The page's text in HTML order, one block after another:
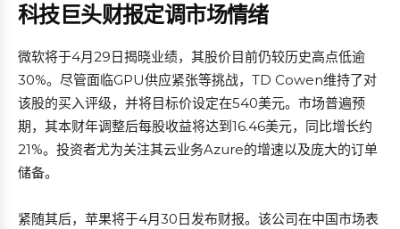
科技巨头财报定调市场情绪
微软将于4月29日揭晓业绩，其股价目前仍较历史高点低逾
30%。尽管面临GPU供应紧张等挑战，TD Cowen维持了对
该股的买入评级，并将目标价设定在540美元。市场普遍预
期，其本财年调整后每股收益将达到16.46美元，同比增长约
21%。投资者尤为关注其云业务Azure的增速以及庞大的订单
储备。
紧随其后，苹果将于4月30日发布财报。该公司在中国市场表